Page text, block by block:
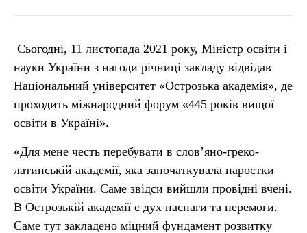
Сьогодні, 11 листопада 2021 року, Міністр освіти і
науки України з нагоди річниці закладу відвідав
Національний університет «Острозька академія», де
проходить міжнародний форум «445 років вищої
освіти в Україні».
«Для мене честь перебувати в слов’яно-греко-
латинській академії, яка започаткувала паростки
освіти України. Саме звідси вийшли провідні вчені.
В Острозькій академії є дух наснаги та перемоги.
Саме тут закладено міцний фундамент розвитку